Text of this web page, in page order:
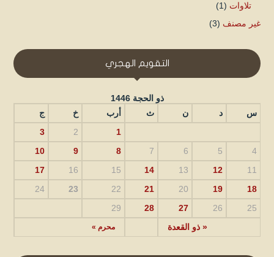
تلاوات (1)
غير مصنف (3)
التقويم الهجري
ذو الحجة 1446
س
د ن ث أرب خ ج
« ذو القعدة محرم »
1
2
3
4
5
6
7
8
9
10
11
12
13
14
15
16
17
18
19
20
21
22
23
24
25
26
27
28
29